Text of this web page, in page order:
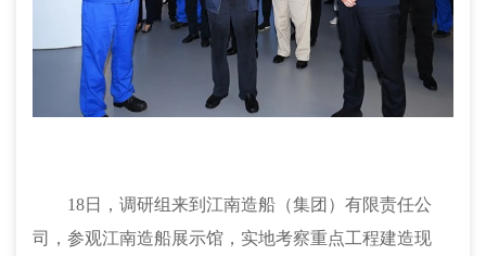
18日，调研组来到江南造船（集团）有限责任公
司，参观江南造船展示馆，实地考察重点工程建造现